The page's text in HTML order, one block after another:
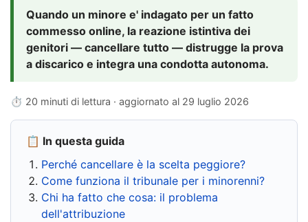
Quando un minore e' indagato per un fatto
commesso online, la reazione istintiva dei
genitori — cancellare tutto — distrugge la prova
a discarico e integra una condotta autonoma.
⏱ 20 minuti di lettura · aggiornato al 29 luglio 2026
📋 In questa guida
Perché cancellare è la scelta peggiore?
Come funziona il tribunale per i minorenni?
Chi ha fatto che cosa: il problema
dell'attribuzione